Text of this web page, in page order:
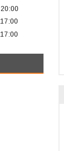
20:00
17:00
17:00